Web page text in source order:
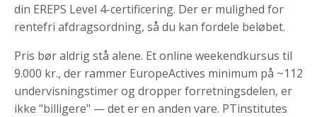
din EREPS Level 4-certificering. Der er mulighed for
rentefri afdragsordning, så du kan fordele beløbet.
Pris bør aldrig stå alene. Et online weekendkursus til
9.000 kr., der rammer EuropeActives minimum på ~112
undervisningstimer og dropper forretningsdelen, er
ikke "billigere" — det er en anden vare. PTinstitutes